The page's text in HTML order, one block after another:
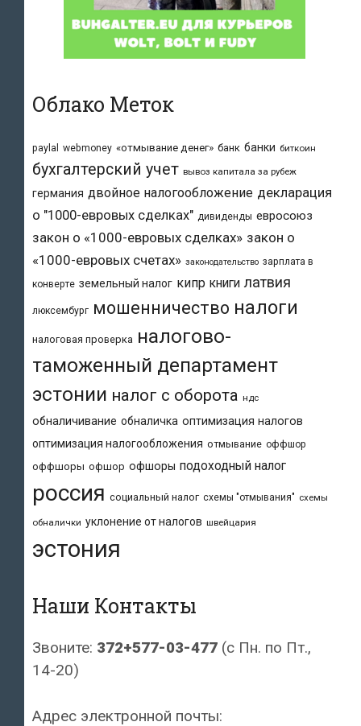
Облако Меток
paylal webmoney «отмывание денег» банк банки биткоин
бухгалтерский учет вывоз капитала за рубеж
германия двойное налогообложение декларация
о "1000-евровых сделках" дивиденды евросоюз
закон о «1000-евровых сделках» закон о
«1000-евровых счетах» законодательство зарплата в
конверте земельный налог кипр книги латвия
люксембург мошенничество налоги
налоговая проверка налогово-
таможенный департамент
эстонии налог с оборота ндс
обналичивание обналичка оптимизация налогов
оптимизация налогообложения отмывание оффшор
оффшоры офшор офшоры подоходный налог
россия социальный налог схемы "отмывания" схемы
обналички уклонение от налогов швейцария
эстония
Наши Контакты
Звоните: 372+577-03-477 (с Пн. по Пт.,
14-20)
Адрес электронной почты: